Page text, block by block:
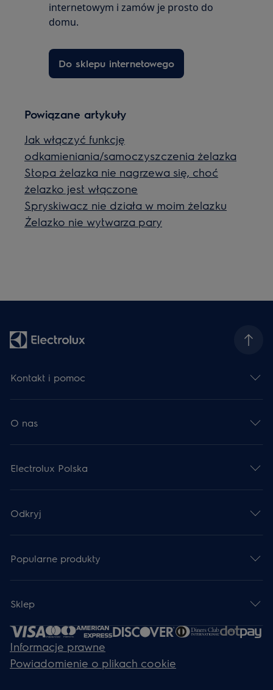
internetowym i zamów je prosto do
domu.
Do sklepu internetowego
Powiązane artykuły
Jak włączyć funkcję
odkamieniania/samoczyszczenia żelazka
Stopa żelazka nie nagrzewa się, choć
żelazko jest włączone
Spryskiwacz nie działa w moim żelazku
Żelazko nie wytwarza pary
Kontakt i pomoc
O nas
Electrolux Polska
Odkryj
Popularne produkty
Sklep
Informacje prawne
Powiadomienie o plikach cookie